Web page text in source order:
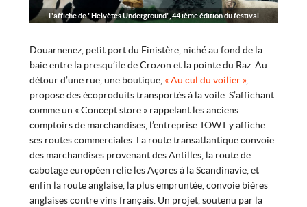
L'affiche de "Helvètes Underground", 44 ième édition du festival
Douarnenez, petit port du Finistère, niché au fond de la
baie entre la presqu’ile de Crozon et la pointe du Raz. Au
détour d’une rue, une boutique, « Au cul du voilier »,
propose des écoproduits transportés à la voile. S’affichant
comme un « Concept store » rappelant les anciens
comptoirs de marchandises, l’entreprise TOWT y affiche
ses routes commerciales. La route transatlantique convoie
des marchandises provenant des Antilles, la route de
cabotage européen relie les Açores à la Scandinavie, et
enfin la route anglaise, la plus empruntée, convoie bières
anglaises contre vins français. Un projet, soutenu par la